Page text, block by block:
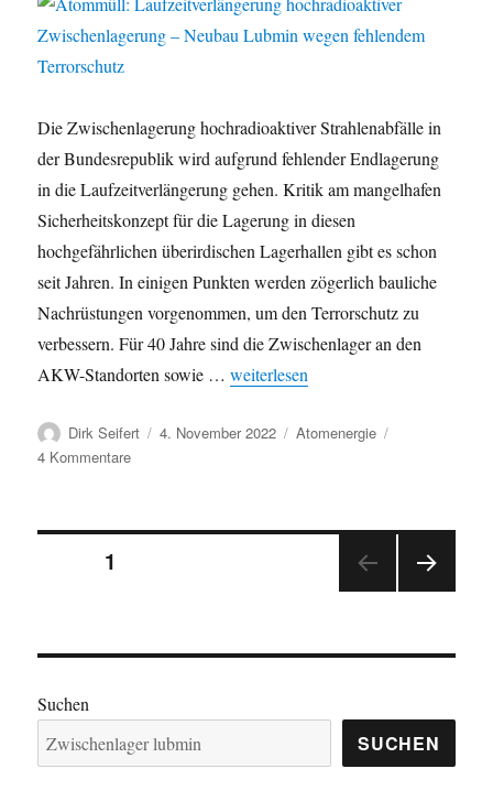
Die Zwischenlagerung hochradioaktiver Strahlenabfälle in
der Bundesrepublik wird aufgrund fehlender Endlagerung
in die Laufzeitverlängerung gehen. Kritik am mangelhafen
Sicherheitskonzept für die Lagerung in diesen
hochgefährlichen überirdischen Lagerhallen gibt es schon
seit Jahren. In einigen Punkten werden zögerlich bauliche
Nachrüstungen vorgenommen, um den Terrorschutz zu
verbessern. Für 40 Jahre sind die Zwischenlager an den
AKW-Standorten sowie …„Atommüll: Laufzeitverlängerung
weiterlesen
Autor
Dirk Seifert
Veröffentlicht
4. November 2022 Kategorien
Atomenergie
4 Kommentarezu
hochradioaktiver
fehlendem
Seitennummerierung
Beiträge
1
E
Suchen
SUCHEN